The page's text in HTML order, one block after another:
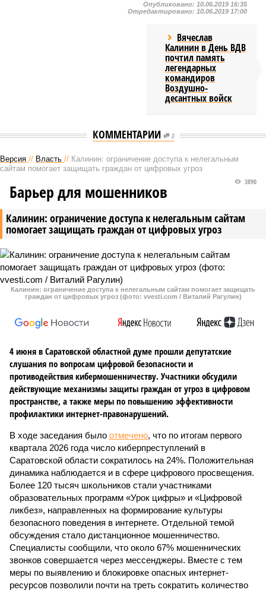
Опубликовано: 10.06.2019 16:35
Отредактировано: 10.06.2019 17:00
Вячеслав
Калинин в День ВДВ
почтил память
легендарных
командиров
Воздушно-
десантных войск
КОММЕНТАРИИ 0
Версия // Власть // Калинин: ограничение доступа к нелегальным
сайтам помогает защищать граждан от цифровых угроз
Калинин: ограничение доступа к нелегальным сайтам
помогает защищать граждан от цифровых угроз
3890
Барьер для мошенников
Калинин: ограничение доступа к нелегальным сайтам помогает защищать
граждан от цифровых угроз (фото: vvesti.com / Виталий Рагулин)
4 июня в Саратовской областной думе прошли депутатские
слушания по вопросам цифровой безопасности и
противодействия кибермошенничеству. Участники обсудили
действующие механизмы защиты граждан от угроз в цифровом
пространстве, а также меры по повышению эффективности
профилактики интернет-правонарушений.
В ходе заседания было отмечено, что по итогам первого
квартала 2026 года число киберпреступлений в
Саратовской области сократилось на 24%. Положительная
динамика наблюдается и в сфере цифрового просвещения.
Более 120 тысяч школьников стали участниками
образовательных программ «Урок цифры» и «Цифровой
ликбез», направленных на формирование культуры
безопасного поведения в интернете. Отдельной темой
обсуждения стало дистанционное мошенничество.
Специалисты сообщили, что около 67% мошеннических
звонков совершается через мессенджеры. Вместе с тем
меры по выявлению и блокировке опасных интернет-
ресурсов позволили почти на треть сократить количество